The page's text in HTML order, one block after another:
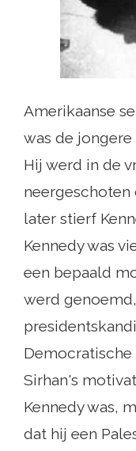
Amerikaanse
was de jongere
Hij werd in de
neergeschoten
later stierf
Kennedy was
een bepaald
werd
Democratische
Sirhan's
Kennedy was,
dat hij een